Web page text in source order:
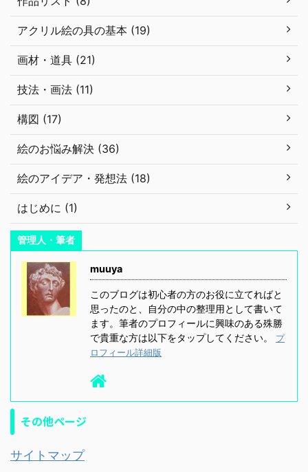
アクリル絵の具の基本 (19)
画材・道具 (21)
技法・画法 (11)
構図 (17)
絵のお悩み解決 (36)
絵のアイデア・発想法 (18)
はじめに (1)
管理人・筆者
muuya
このブログは初心者の方のお役に立てればと
思ったのと、自分の中の整理用として書いて
ます。筆者のプロフィールに興味のある殊勝
で貴重な方は以下をタップしてください。 プ
ロフィール詳細版
その他ページ
サイトマップ